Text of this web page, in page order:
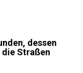
dessen
die Straßen